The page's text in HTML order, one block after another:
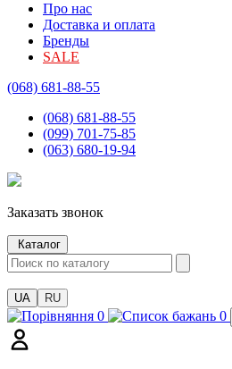
Про нас
Доставка и оплата
Бренды
SALE
(068) 681-88-55
(068) 681-88-55
(099) 701-75-85
(063) 680-19-94
Заказать звонок
Каталог
UA RU
0 0